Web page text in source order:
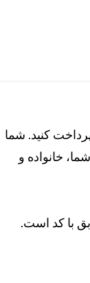
کنید. شما
خانواده و
با کد است.